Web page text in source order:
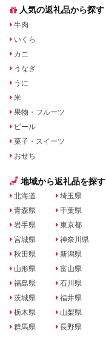
人気の返礼品から探す
牛肉
いくら
カニ
うなぎ
うに
米
果物・フルーツ
ビール
菓子・スイーツ
おせち
地域から返礼品を探す
北海道
青森県
岩手県
宮城県
秋田県
山形県
福島県
茨城県
栃木県
群馬県
埼玉県
千葉県
東京都
神奈川県
新潟県
富山県
石川県
福井県
山梨県
長野県